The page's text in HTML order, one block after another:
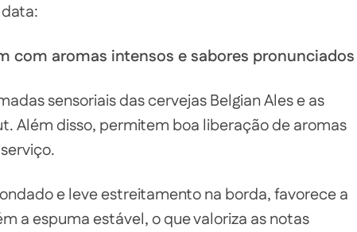
com aromas intensos e sabores pronunciados
sensoriais das cervejas Belgian Ales e as
Além disso, permitem boa liberação de aromas
e leve estreitamento na borda, favorece a
a espuma estável, o que valoriza as notas